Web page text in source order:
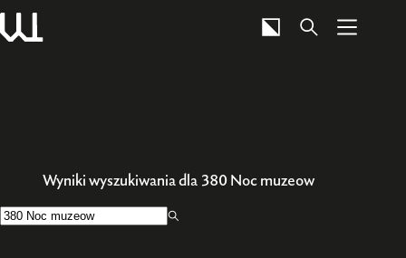
Przejdź
do
Wyniki wyszukiwania dla 380 Noc muzeow